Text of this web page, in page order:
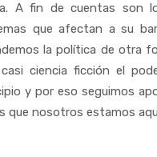
A fin de cuentas son
que afectan a su
la política de otra
casi ciencia ficción el
y por eso seguimos
que nosotros estamos